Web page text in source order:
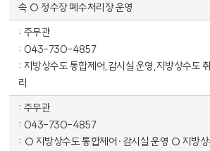
속 ○ 정수장 폐수처리장 운영
주무관
043-730-4857
지방상수도 통합제어,감시실 운영,지방상수도
리
주무관
043-730-4857
○ 지방상수도 통합제어·감시실 운영 ○ 지방상